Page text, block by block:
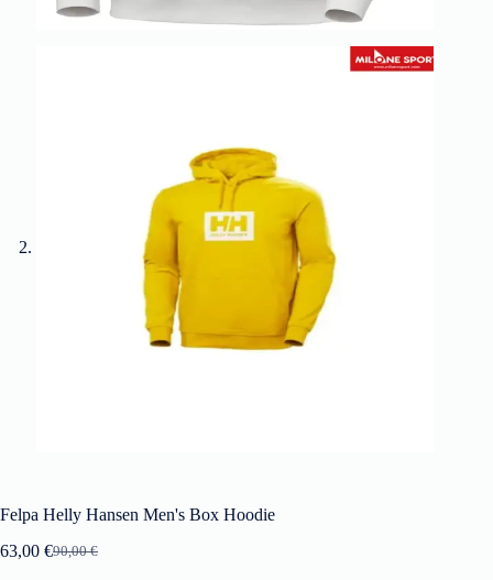
Felpa Helly Hansen Men's Box Hoodie
90,00€
63,00 €